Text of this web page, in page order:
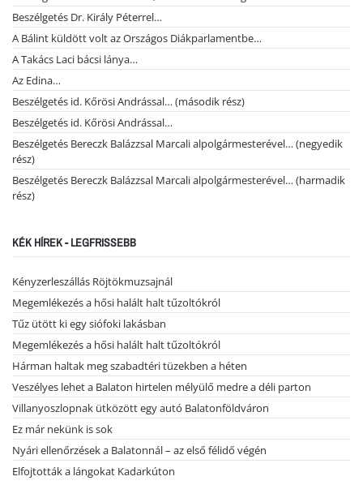
Beszélgetés Dr. Király Péterrel…
A Bálint küldött volt az Országos Diákparlamentbe…
A Takács Laci bácsi lánya…
Az Edina…
Beszélgetés id. Kőrösi Andrással… (második rész)
Beszélgetés id. Kőrösi Andrással…
Beszélgetés Bereczk Balázzsal Marcali alpolgármesterével… (negyedik
rész)
Beszélgetés Bereczk Balázzsal Marcali alpolgármesterével… (harmadik
rész)
KÉK HÍREK - LEGFRISSEBB
Kényzerleszállás Röjtökmuzsajnál
Megemlékezés a hősi halált halt tűzoltókról
Tűz ütött ki egy siófoki lakásban
Megemlékezés a hősi halált halt tűzoltókról
Hárman haltak meg szabadtéri tüzekben a héten
Veszélyes lehet a Balaton hirtelen mélyülő medre a déli parton
Villanyoszlopnak ütközött egy autó Balatonföldváron
Ez már nekünk is sok
Nyári ellenőrzések a Balatonnál – az első félidő végén
Elfojtották a lángokat Kadarkúton